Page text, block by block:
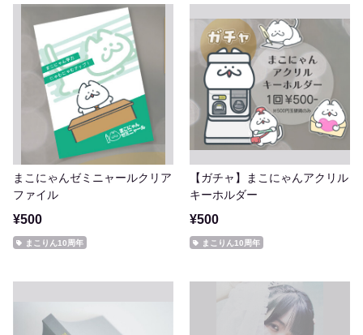
まこにゃんゼミニャールクリア
ファイル
¥500
まこりん10周年
【ガチャ】まこにゃんアクリル
キーホルダー
¥500
まこりん10周年